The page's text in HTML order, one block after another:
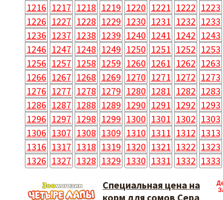
1216 1217 1218 1219 1220 1221 1222 1223
1226 1227 1228 1229 1230 1231 1232 1233
1236 1237 1238 1239 1240 1241 1242 1243
1246 1247 1248 1249 1250 1251 1252 1253
1256 1257 1258 1259 1260 1261 1262 1263
1266 1267 1268 1269 1270 1271 1272 1273
1276 1277 1278 1279 1280 1281 1282 1283
1286 1287 1288 1289 1290 1291 1292 1293
1296 1297 1298 1299 1300 1301 1302 1303
1306 1307 1308 1309 1310 1311 1312 1313
1316 1317 1318 1319 1320 1321 1322 1323
1326 1327 1328 1329 1330 1331 1332 1333
Специальная цена на
корм для сомов Сера